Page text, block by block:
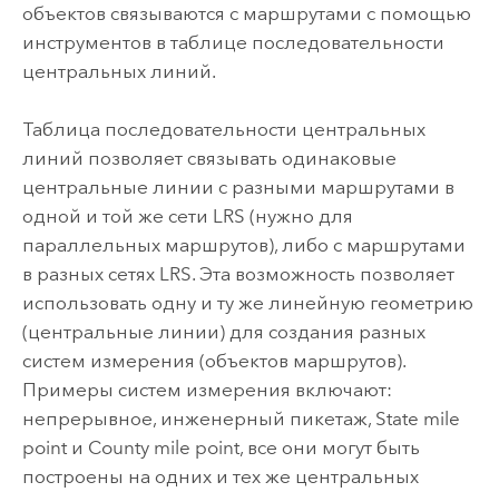
объектов связываются с маршрутами с помощью
инструментов в таблице последовательности
центральных линий.
Таблица последовательности центральных
линий позволяет связывать одинаковые
центральные линии с разными маршрутами в
одной и той же сети LRS (нужно для
параллельных маршрутов), либо с маршрутами
в разных сетях LRS. Эта возможность позволяет
использовать одну и ту же линейную геометрию
(центральные линии) для создания разных
систем измерения (объектов маршрутов).
Примеры систем измерения включают:
непрерывное, инженерный пикетаж, State mile
point и County mile point, все они могут быть
построены на одних и тех же центральных